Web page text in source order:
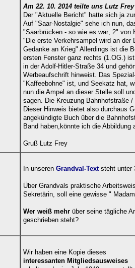
Am 22. 10. 2014 teilte uns Lutz
Der "Aktuelle Bericht" hatte sich ja
Auf "Saar-Nostalgie" sehe ich nun,
"Saarbrücken - so wie es war; 2" von
"Die erste Verkehrsampel wird an
Gedanke an Krieg" Allerdings ist die
ersten Fenster ganz rechts (1.OG.)
in der Adolf-Hitler-Straße 34 und
Werbeaufschrift hinweist. Das
"Kaffeebohne" ist, und Seekatz hat,
nun die Ampel an dieser Stelle soll
sagen. Die Kreuzung Bahnhofstraße
Dieser Hinweis bietet also durchaus
angekündigte Buch über die
Band haben,könnte ich die
Gruß Lutz Frey
In unseren Grandval-Textsteht unter
Über Grandvals praktische
Sekretärin, soll eine gewisse "
Wer weiß mehr über seine tägliche
geschrieben steht?
Wir haben eine Kopie dieses
interessanten Mitgliedsausweises